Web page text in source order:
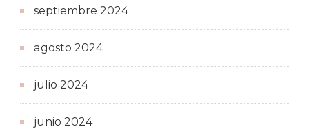
septiembre 2024
agosto 2024
julio 2024
junio 2024